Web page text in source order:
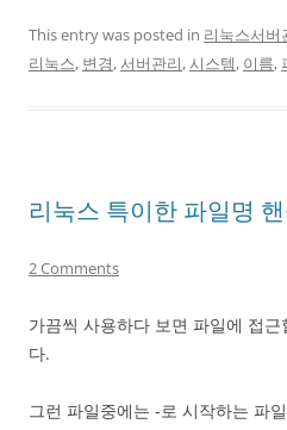
This entry was posted in 리눅스서버
리눅스, 변경, 서버관리,시스템, 이름,
리눅스 특이한 파일명
2 Comments
가끔씩 사용하다 보면 파일에 접
다.
그런 파일중에는 -로 시작하는 파